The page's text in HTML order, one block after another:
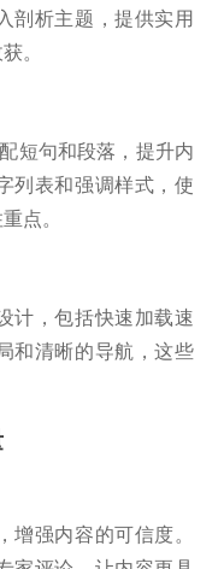
剖析主题，提供实用
。
短句和段落，提升内
列表和强调样式，使
点。
计，包括快速加载速
和清晰的导航，这些
强内容的可信度。